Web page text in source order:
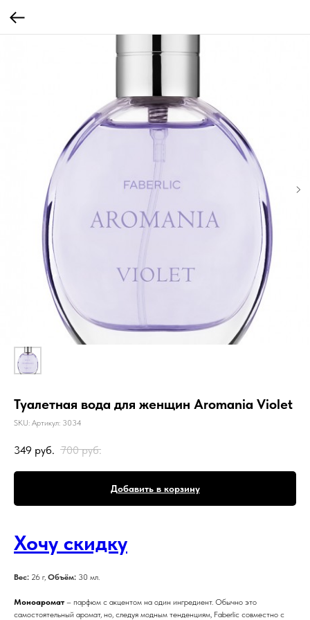
Туалетная вода для женщин Aromania Violet
SKU: Артикул: 3034
349 руб. 700 руб.
Добавить в корзину
Хочу скидку
Вес: 26 г, Объём: 30 мл.
Моноаромат – парфюм с акцентом на один ингредиент. Обычно это
самостоятельный аромат, но, следуя модным тенденциям, Faberlic совместно с